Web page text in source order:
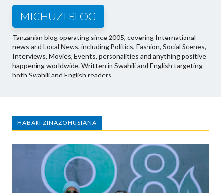
MICHUZI BLOG
Tanzanian blog operating since 2005, covering International
news and Local News, including Politics, Fashion, Social Scenes,
Interviews, Movies, Events, personalities and anything positive
happening worldwide. Written in Swahili and English targeting
both Swahili and English readers.
HABARI ZINAZOHUSIANA